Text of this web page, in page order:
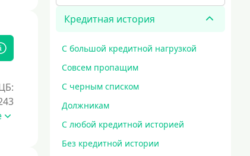
Кредитная история
С большой кредитной нагрузкой
Совсем пропащим
С черным списком
Должникам
С любой кредитной историей
Без кредитной истории